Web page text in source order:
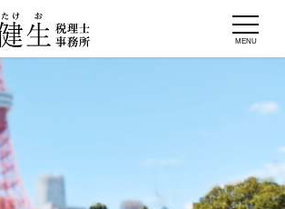
MENU